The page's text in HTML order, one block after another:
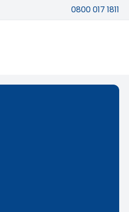
0800 017 1811